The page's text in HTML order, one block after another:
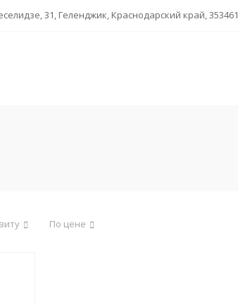
31, Геленджик, Краснодарский край, 353461
По цене